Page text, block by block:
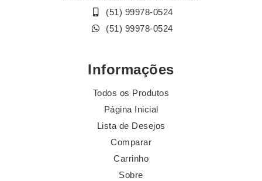
(51) 99978-0524
(51) 99978-0524
Informações
Todos os Produtos
Página Inicial
Lista de Desejos
Comparar
Carrinho
Sobre